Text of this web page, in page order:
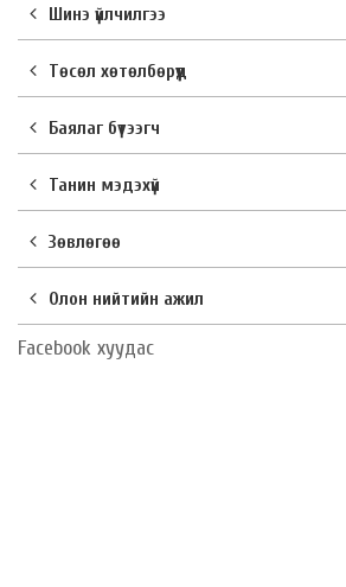
Шинэ үйлчилгээ
Төсөл хөтөлбөрүүд
Баялаг бүтээгч
Танин мэдэхүй
Зөвлөгөө
Олон нийтийн ажил
Facebook хуудас